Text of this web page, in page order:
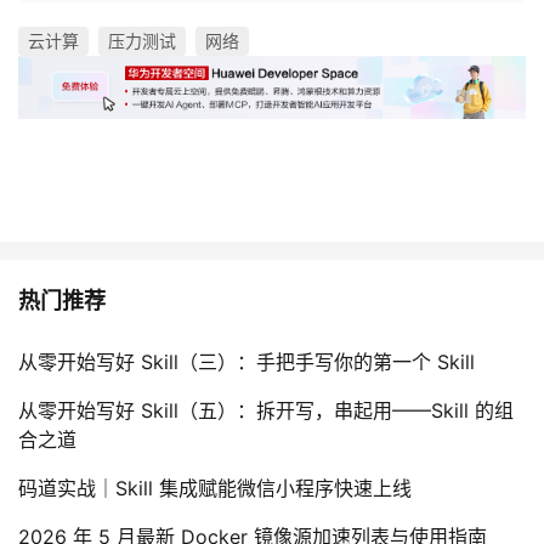
云计算 压力测试 网络
热门推荐
从零开始写好 Skill（三）：手把手写你的第一个 Skill
从零开始写好 Skill（五）：拆开写，串起用——Skill 的组
合之道
码道实战｜Skill 集成赋能微信小程序快速上线
2026 年 5 月最新 Docker 镜像源加速列表与使用指南